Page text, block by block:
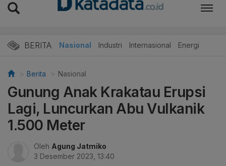
BERITA Nasional Industri Internasional Energi
Berita Nasional
Gunung Anak Krakatau Erupsi
Lagi, Luncurkan Abu Vulkanik
1.500 Meter
Oleh Agung Jatmiko
3 Desember 2023, 13:40